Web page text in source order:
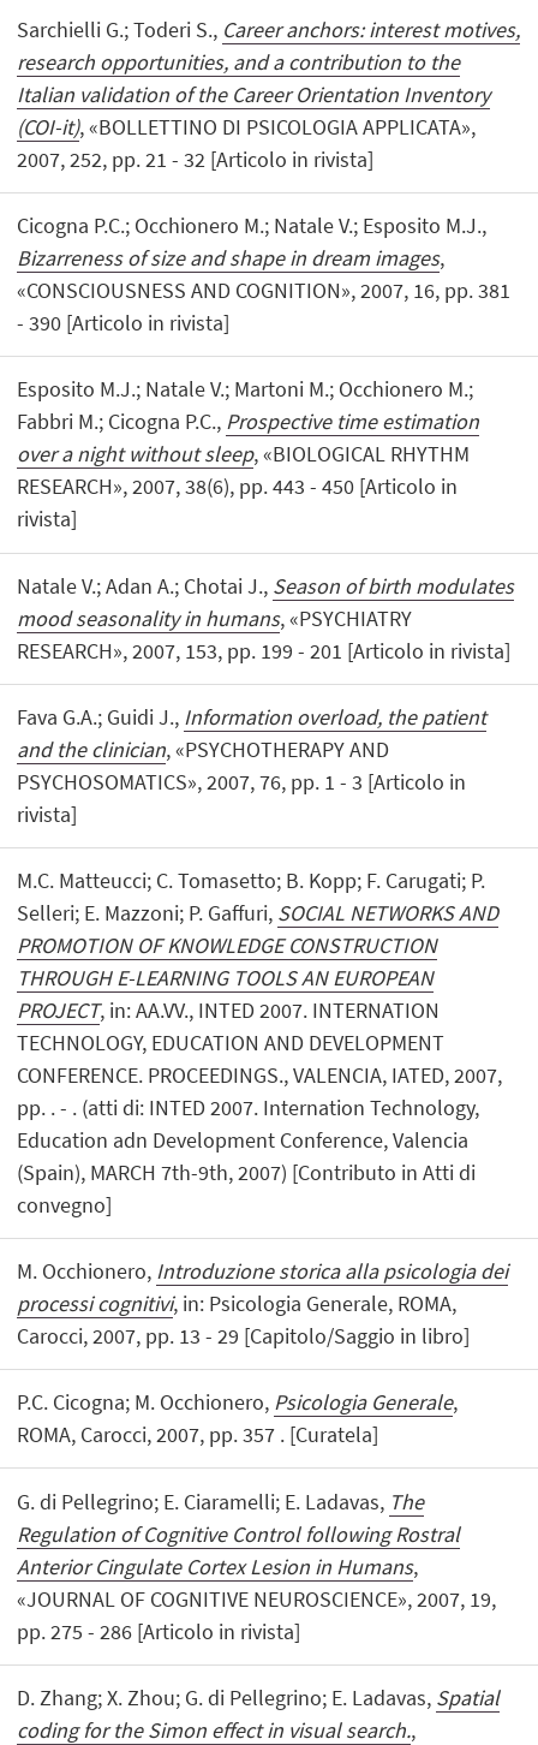
Sarchielli G.; Toderi S., Career anchors: interest motives,
research opportunities, and a contribution to the
Italian validation of the Career Orientation Inventory
(COI-it), «BOLLETTINO DI PSICOLOGIA APPLICATA»,
2007, 252, pp. 21 - 32 [Articolo in rivista]
Cicogna P.C.; Occhionero M.; Natale V.; Esposito M.J.,
Bizarreness of size and shape in dream images,
«CONSCIOUSNESS AND COGNITION», 2007, 16, pp. 381
- 390 [Articolo in rivista]
Esposito M.J.; Natale V.; Martoni M.; Occhionero M.;
Fabbri M.; Cicogna P.C., Prospective time estimation
over a night without sleep, «BIOLOGICAL RHYTHM
RESEARCH», 2007, 38(6), pp. 443 - 450 [Articolo in
rivista]
Natale V.; Adan A.; Chotai J., Season of birth modulates
mood seasonality in humans, «PSYCHIATRY
RESEARCH», 2007, 153, pp. 199 - 201 [Articolo in rivista]
Fava G.A.; Guidi J., Information overload, the patient
and the clinician, «PSYCHOTHERAPY AND
PSYCHOSOMATICS», 2007, 76, pp. 1 - 3 [Articolo in
rivista]
M.C. Matteucci; C. Tomasetto; B. Kopp; F. Carugati; P.
Selleri; E. Mazzoni; P. Gaffuri, SOCIAL NETWORKS AND
PROMOTION OF KNOWLEDGE CONSTRUCTION
THROUGH E-LEARNING TOOLS AN EUROPEAN
PROJECT, in: AA.VV., INTED 2007. INTERNATION
TECHNOLOGY, EDUCATION AND DEVELOPMENT
CONFERENCE. PROCEEDINGS., VALENCIA, IATED, 2007,
pp. . - . (atti di: INTED 2007. Internation Technology,
Education adn Development Conference, Valencia
(Spain), MARCH 7th-9th, 2007) [Contributo in Atti di
convegno]
M. Occhionero, Introduzione storica alla psicologia dei
processi cognitivi, in: Psicologia Generale, ROMA,
Carocci, 2007, pp. 13 - 29 [Capitolo/Saggio in libro]
P.C. Cicogna; M. Occhionero, Psicologia Generale,
ROMA, Carocci, 2007, pp. 357 . [Curatela]
G. di Pellegrino; E. Ciaramelli; E. Ladavas, The
Regulation of Cognitive Control following Rostral
Anterior Cingulate Cortex Lesion in Humans,
«JOURNAL OF COGNITIVE NEUROSCIENCE», 2007, 19,
pp. 275 - 286 [Articolo in rivista]
D. Zhang; X. Zhou; G. di Pellegrino; E. Ladavas, Spatial
coding for the Simon effect in visual search.,